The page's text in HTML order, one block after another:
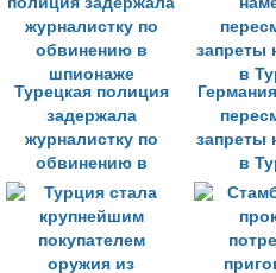
республику
Турецкая полиция
задержала
журналистку по
обвинению в
шпионаже
запреты
в